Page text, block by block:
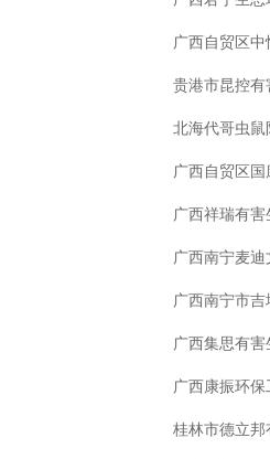
广西自贸区
贵港市昆控有
北海代哥虫鼠
广西自贸区
广西祥瑞有
广西南宁麦迪
广西南宁市
广西集思有
广西康振环保
桂林市德立邦